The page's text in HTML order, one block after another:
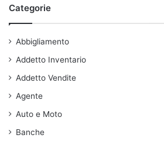
Categorie
Abbigliamento
Addetto Inventario
Addetto Vendite
Agente
Auto e Moto
Banche